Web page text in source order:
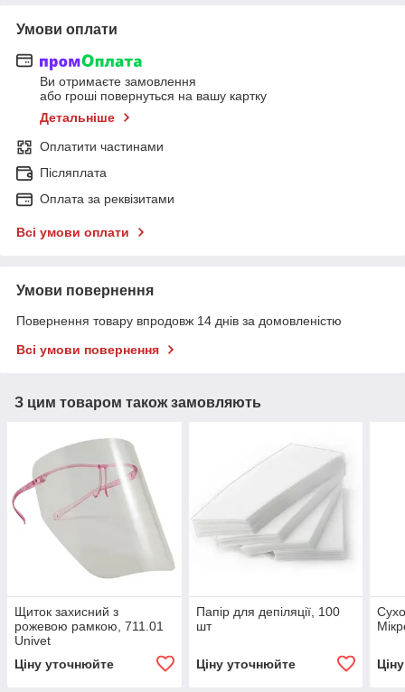
Умови оплати
Ви отримаєте замовлення
або гроші повернуться на вашу картку
Детальніше
Оплатити частинами
Післяплата
Оплата за реквізитами
Всі умови оплати
Умови повернення
Повернення товару впродовж 14 днів за домовленістю
Всі умови повернення
З цим товаром також замовляють
Щиток захисний з
рожевою рамкою, 711.01
Univet
Ціну уточнюйте
Папір для депіляції, 100
шт
Ціну уточнюйте